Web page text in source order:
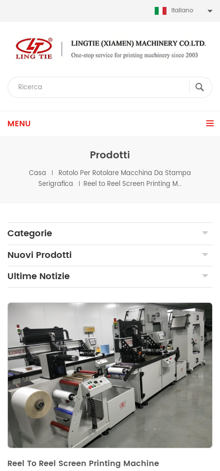
Italiano
MENU
Prodotti
Casa
Rotolo Per Rotolare Macchina Da Stampa
Serigrafica
Reel to Reel Screen Printing Machine
Categorie
Nuovi Prodotti
Ultime Notizie
Reel To Reel Screen Printing Machine